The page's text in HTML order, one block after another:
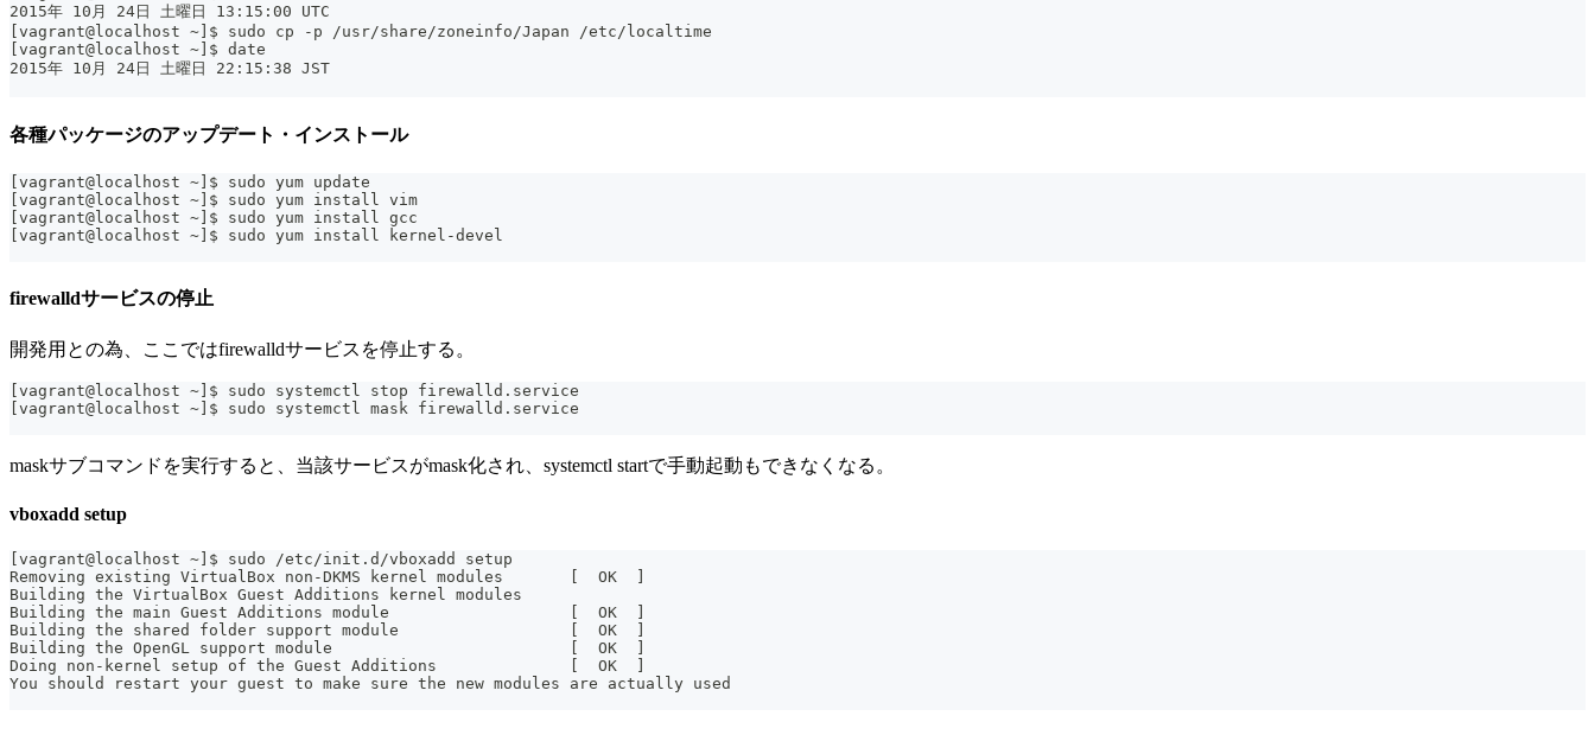
2015年 10月 24日 土曜日 13:15:00 UTC
[vagrant@localhost ~]$ sudo cp -p /usr/share/zoneinfo/Japan /etc/localtime
[vagrant@localhost ~]$ date
2015年 10月 24日 土曜日 22:15:38 JST
各種パッケージのアップデート・インストール
[vagrant@localhost ~]$ sudo yum update
[vagrant@localhost ~]$ sudo yum install vim
[vagrant@localhost ~]$ sudo yum install gcc
[vagrant@localhost ~]$ sudo yum install kernel-devel
firewalldサービスの停止
開発用との為、ここではfirewalldサービスを停止する。
[vagrant@localhost ~]$ sudo systemctl stop firewalld.service
[vagrant@localhost ~]$ sudo systemctl mask firewalld.service
maskサブコマンドを実行すると、当該サービスがmask化され、systemctl startで手動起動もできなくなる。
vboxadd setup
[vagrant@localhost ~]$ sudo /etc/init.d/vboxadd setup
Removing existing VirtualBox non-DKMS kernel modules       [  OK  ]
Building the VirtualBox Guest Additions kernel modules
Building the main Guest Additions module                   [  OK  ]
Building the shared folder support module                  [  OK  ]
Building the OpenGL support module                         [  OK  ]
Doing non-kernel setup of the Guest Additions              [  OK  ]
You should restart your guest to make sure the new modules are actually used